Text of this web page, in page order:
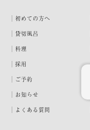
初めての方へ
貸切風呂
料理
採用
ご予約
お知らせ
よくある質問